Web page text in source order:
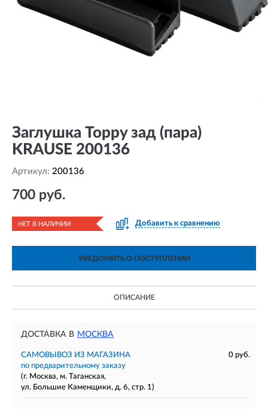
Заглушка Toppy зад (пара)
KRAUSE 200136
Артикул: 200136
700 руб.
НЕТ В НАЛИЧИИ Добавить к сравнению
УВЕДОМИТЬ О ПОСТУПЛЕНИИ
ОПИСАНИЕ
ДОСТАВКА В МОСКВА
САМОВЫВОЗ ИЗ МАГАЗИНА
0 руб.
по предварительному заказу
(г. Москва, м. Таганская,
ул. Большие Каменщики, д. 6, стр. 1)